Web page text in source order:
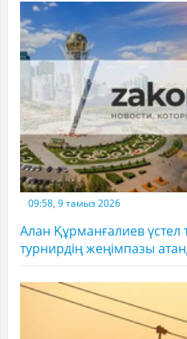
09:58, 9 тамыз 2026
Алан Құрманғалиев
турнирдің жеңімпазы